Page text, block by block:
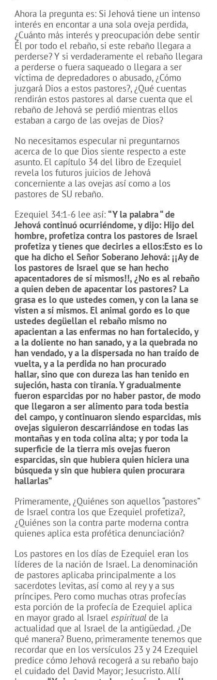
Ahora la pregunta es: Si Jehová tiene un intenso
interés en encontar a una sola oveja perdida,
¿Cuánto más interés y preocupación debe sentir
Él por todo el rebaño, si este rebaño llegara a
perderse? Y si verdaderamente el rebaño llegara
a perderse o fuera saqueado o llegara a ser
víctima de depredadores o abusado, ¿Cómo
juzgará Dios a estos pastores?, ¿Qué cuentas
rendirán estos pastores al darse cuenta que el
rebaño de Jehová se perdió mientras ellos
estaban a cargo de las ovejas de Dios?
No necesitamos especular ni preguntarnos
acerca de lo que Dios siente respecto a este
asunto. El capítulo 34 del libro de Ezequiel
revela los futuros juicios de Jehová
concerniente a las ovejas así como a los
pastores de SU rebaño.
Ezequiel 34:1-6 lee así: “Y la palabra “ de
Jehová continuó ocurriéndome, y dijo: Hijo del
hombre, profetiza contra los pastores de Israel
profetiza y tienes que decirles a ellos:Esto es lo
que ha dicho el Señor Soberano Jehová: ¡¡Ay de
los pastores de Israel que se han hecho
apacentadores de sí mismos!!, ¿No es al rebaño
a quien deben de apacentar los pastores? La
grasa es lo que ustedes comen, y con la lana se
visten a sí mismos. El animal gordo es lo que
ustedes degüellan el rebaño mismo no
apacientan a las enfermas no han fortalecido, y
a la doliente no han sanado, y a la quebrada no
han vendado, y a la dispersada no han traído de
vuelta, y a la perdida no han procurado
hallar, sino que con dureza las han tenido en
sujeción, hasta con tiranía. Y gradualmente
fueron esparcidas por no haber pastor, de modo
que llegaron a ser alimento para toda bestia
del campo, y continuaron siendo esparcidas, mis
ovejas siguieron descarriándose en todas las
montañas y en toda colina alta; y por toda la
superficie de la tierra mis ovejas fueron
esparcidas, sin que hubiera quien hiciera una
búsqueda y sin que hubiera quien procurara
hallarlas”
Primeramente, ¿Quiénes son aquellos “pastores”
de Israel contra los que Ezequiel profetiza?,
¿Quiénes son la contra parte moderna contra
quienes aplica esta profética denunciación?
Los pastores en los días de Ezequiel eran los
líderes de la nación de Israel. La denominación
de pastores aplicaba principalmente a los
sacerdotes levitas, así como al rey y a sus
príncipes. Pero como muchas otras profecías
esta porción de la profecía de Ezequiel aplica
en mayor grado al Israel espiritual de la
actualidad que al Israel de la antigüedad. ¿De
qué manera? Bueno, primeramente tenemos que
recordar que en los versículos 23 y 24 Ezequiel
predice cómo Jehová recogerá a su rebaño bajo
el cuidado del David Mayor; Jesucristo. Allí